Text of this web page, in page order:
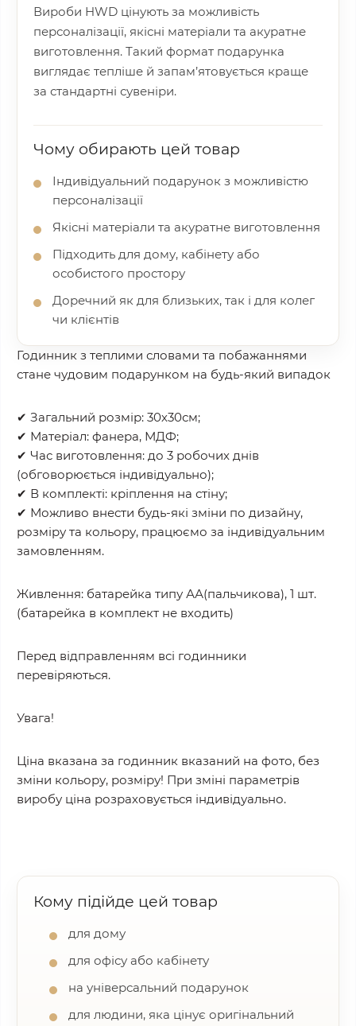
Вироби HWD цінують за можливість
персоналізації, якісні матеріали та акуратне
виготовлення. Такий формат подарунка
виглядає тепліше й запам’ятовується краще
за стандартні сувеніри.
Чому обирають цей товар
Індивідуальний подарунок з можливістю
персоналізації
Якісні матеріали та акуратне виготовлення
Підходить для дому, кабінету або
особистого простору
Доречний як для близьких, так і для колег
чи клієнтів
Годинник з теплими словами та побажаннями
стане чудовим подарунком на будь-який випадок
✔ Загальний розмір: 30х30см;
✔ Матеріал: фанера, МДФ;
✔ Час виготовлення: до 3 робочих днів
(обговорюється індивідуально);
✔ В комплекті: кріплення на стіну;
✔ Можливо внести будь-які зміни по дизайну,
розміру та кольору, працюємо за індивідуальним
замовленням.
Живлення: батарейка типу АА(пальчикова), 1 шт.
(батарейка в комплект не входить)
Перед відправленням всі годинники
перевіряються.
Увага!
Ціна вказана за годинник вказаний на фото, без
зміни кольору, розміру! При зміні параметрів
виробу ціна розраховується індивідуально.
Кому підійде цей товар
для дому
для офісу або кабінету
на універсальний подарунок
для людини, яка цінує оригінальний